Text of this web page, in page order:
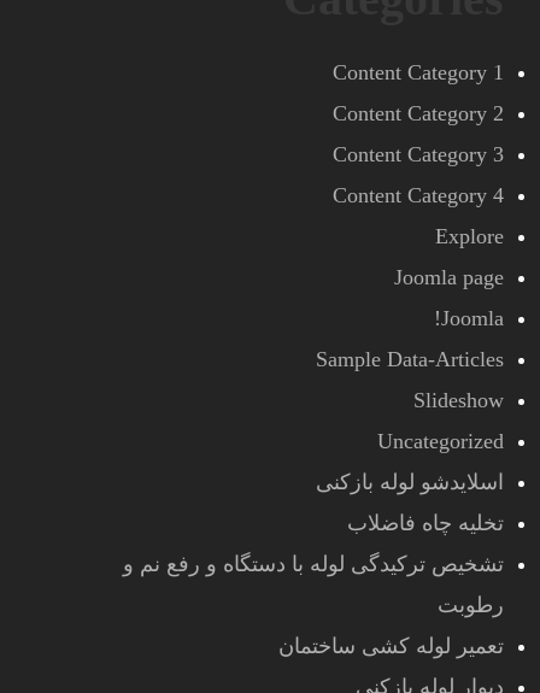
Content Category 1
Content Category 2
Content Category 3
Content Category 4
Explore
Joomla page
Joomla!
Sample Data-Articles
Slideshow
Uncategorized
اسلایدشو لوله بازکنی
تخلیه چاه فاضلاب
تشخیص ترکیدگی لوله با دستگاه و رفع نم و
رطوبت
تعمیر لوله کشی ساختمان
دیوار لوله بازکنی